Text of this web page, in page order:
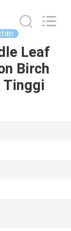
Leaf
Birch
Tinggi